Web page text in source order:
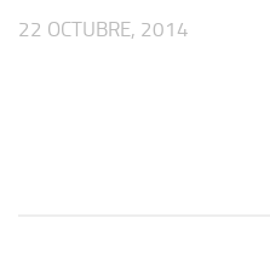
22 OCTUBRE, 2014